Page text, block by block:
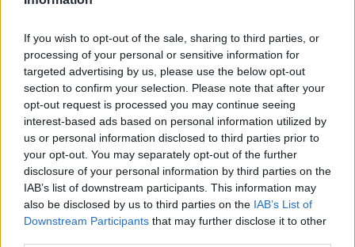
If you wish to opt-out of the sale, sharing to third parties, or
processing of your personal or sensitive information for
targeted advertising by us, please use the below opt-out
section to confirm your selection. Please note that after your
opt-out request is processed you may continue seeing
interest-based ads based on personal information utilized by
us or personal information disclosed to third parties prior to
your opt-out. You may separately opt-out of the further
disclosure of your personal information by third parties on the
IAB’s list of downstream participants. This information may
also be disclosed by us to third parties on the IAB’s List of
Downstream Participants that may further disclose it to other
Quando le parole sono un'opera architettonica
Al via il 39° Premio Pieve Saverio Tutino
In città l'anteprima del Premio dei diari
Diari, pagine emozionanti e teatro
​Gli 8 finalisti del 37esimo Premio Tutino
Intrepida 2023, tutto pronto per lo spettacolo